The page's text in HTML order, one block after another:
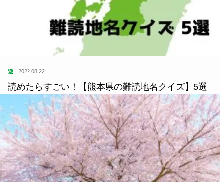
遊 2022.08.22
読めたらすごい！【熊本県の難読地名クイズ】5選